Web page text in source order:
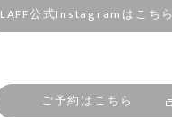
LAFF公式Instagramはこちら
ご予約はこちら